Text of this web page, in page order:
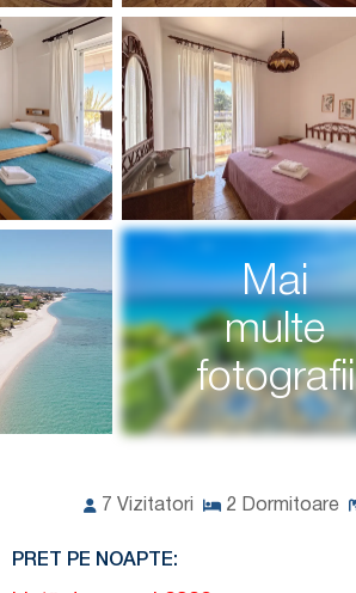
Mai
multe
fotografii
7 Vizitatori 2 Dormitoare
PRET PE NOAPTE: